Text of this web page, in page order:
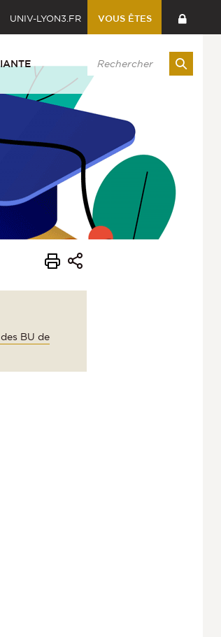
UNIV-LYON3.FR VOUS ÊTES
BU de